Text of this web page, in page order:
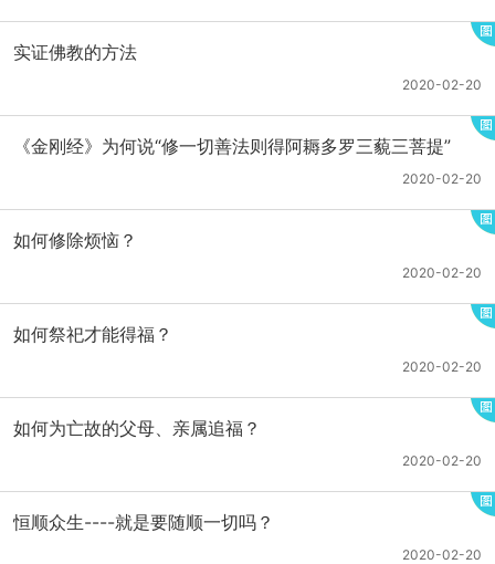
实证佛教的方法
2020-02-20
《金刚经》为何说“修一切善法则得阿耨多罗三藐三菩提”
2020-02-20
如何修除烦恼？
2020-02-20
如何祭祀才能得福？
2020-02-20
如何为亡故的父母、亲属追福？
2020-02-20
恒顺众生----就是要随顺一切吗？
2020-02-20